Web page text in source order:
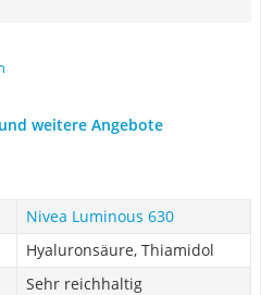
weitere Angebote
Nivea Luminous 630
Hyaluronsäure, Thiamidol
Sehr reichhaltig